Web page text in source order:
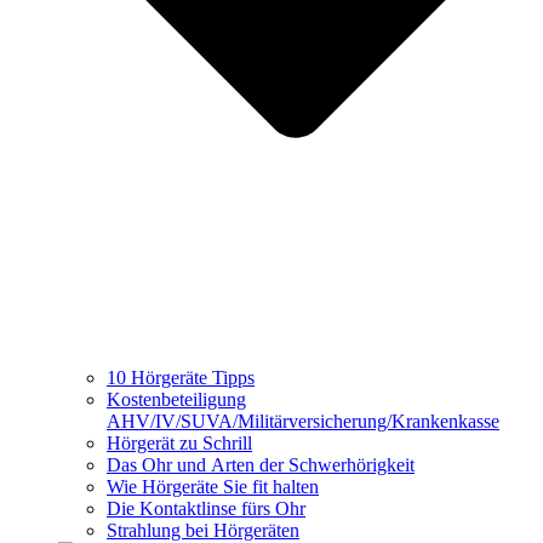
10 Hörgeräte Tipps
Kostenbeteiligung
AHV/IV/SUVA/Militärversicherung/Krankenkasse
Hörgerät zu Schrill
Das Ohr und Arten der Schwerhörigkeit
Wie Hörgeräte Sie fit halten
Die Kontaktlinse fürs Ohr
Strahlung bei Hörgeräten